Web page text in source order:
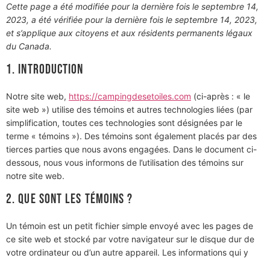
Cette page a été modifiée pour la dernière fois le septembre 14,
2023, a été vérifiée pour la dernière fois le septembre 14, 2023,
et s’applique aux citoyens et aux résidents permanents légaux
du Canada.
1. Introduction
Notre site web, https://campingdesetoiles.com (ci-après : « le
site web ») utilise des témoins et autres technologies liées (par
simplification, toutes ces technologies sont désignées par le
terme « témoins »). Des témoins sont également placés par des
tierces parties que nous avons engagées. Dans le document ci-
dessous, nous vous informons de l’utilisation des témoins sur
notre site web.
2. Que sont les témoins ?
Un témoin est un petit fichier simple envoyé avec les pages de
ce site web et stocké par votre navigateur sur le disque dur de
votre ordinateur ou d’un autre appareil. Les informations qui y